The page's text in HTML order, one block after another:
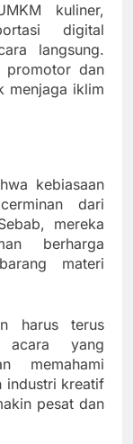
kuliner,
digital
langsung.
promotor dan
menjaga iklim
kebiasaan
dari
mereka
berharga
materi
harus terus
acara yang
memahami
industri kreatif
pesat dan